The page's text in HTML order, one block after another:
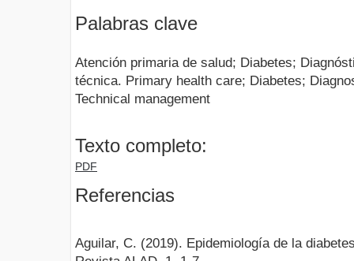
Palabras clave
Atención primaria de salud; Diabetes;
técnica. Primary health care; Diabetes;
Technical management
Texto completo:
PDF
Referencias
Aguilar, C. (2019). Epidemiología de la